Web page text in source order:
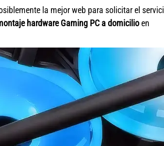
la mejor web para solicitar el
hardware Gaming PC a domicilioen